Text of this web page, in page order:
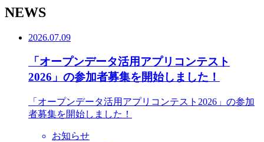
NEWS
2026.07.09
「オープンデータ活用アプリコンテスト
2026」の参加者募集を開始しました！
「オープンデータ活用アプリコンテスト2026」の参加
者募集を開始しました！
お知らせ